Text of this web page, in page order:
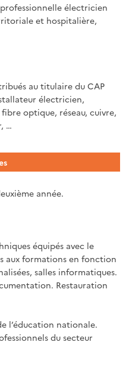
électricien
et hospitalière,
au titulaire du CAP
électricien,
optique, réseau, cuivre,
…
année.
équipés avec le
aux formations en fonction
salles informatiques.
Restauration
l’éducation nationale.
du secteur